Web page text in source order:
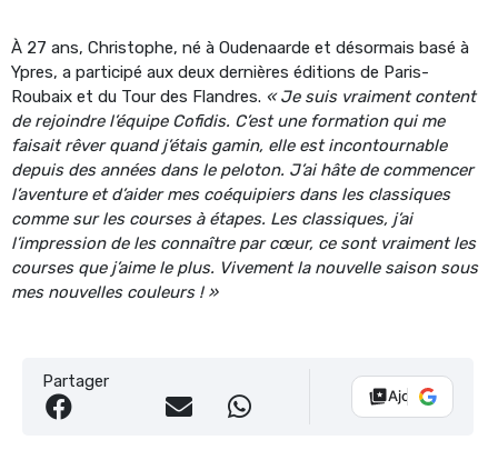
À 27 ans, Christophe, né à Oudenaarde et désormais basé à
Ypres, a participé aux deux dernières éditions de Paris-
Roubaix et du Tour des Flandres. « Je suis vraiment content
de rejoindre l’équipe Cofidis. C’est une formation qui me
faisait rêver quand j’étais gamin, elle est incontournable
depuis des années dans le peloton. J’ai hâte de commencer
l’aventure et d’aider mes coéquipiers dans les classiques
comme sur les courses à étapes. Les classiques, j’ai
l’impression de les connaître par cœur, ce sont vraiment les
courses que j’aime le plus. Vivement la nouvelle saison sous
mes nouvelles couleurs ! »
Partager
Ajouter Vélo